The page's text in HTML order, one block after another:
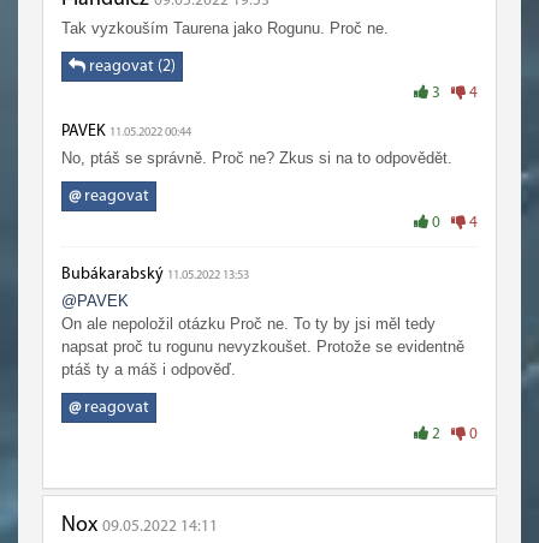
Tak vyzkouším Taurena jako Rogunu. Proč ne.
reagovat (2)
3 4
PAVEK 11.05.2022 00:44
No, ptáš se správně. Proč ne? Zkus si na to odpovědět.
@reagovat
0 4
Bubákarabský 11.05.2022 13:53
@PAVEK
On ale nepoložil otázku Proč ne. To ty by jsi měl tedy
napsat proč tu rogunu nevyzkoušet. Protože se evidentně
ptáš ty a máš i odpověď.
@reagovat
2 0
Nox 09.05.2022 14:11